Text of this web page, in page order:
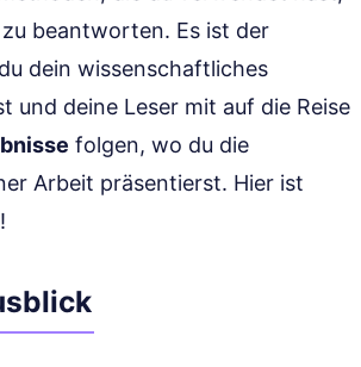
beantworten. Es ist der
dein wissenschaftliches
und deine Leser mit auf die Reise
folgen, wo du die
Arbeit präsentierst. Hier ist